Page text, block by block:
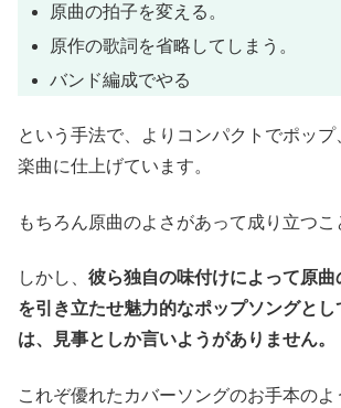
原曲の拍子を変える。
原作の歌詞を省略してしまう。
バンド編成でやる
という手法で、よりコンパクトでポッ
楽曲に仕上げています。
もちろん原曲のよさがあって成り立つこ
しかし、 彼ら独自の味付けによって原曲
を引き立たせ魅力的なポップソングと
は、見事としか言いようがありません。
これぞ優れたカバーソングのお手本のよ